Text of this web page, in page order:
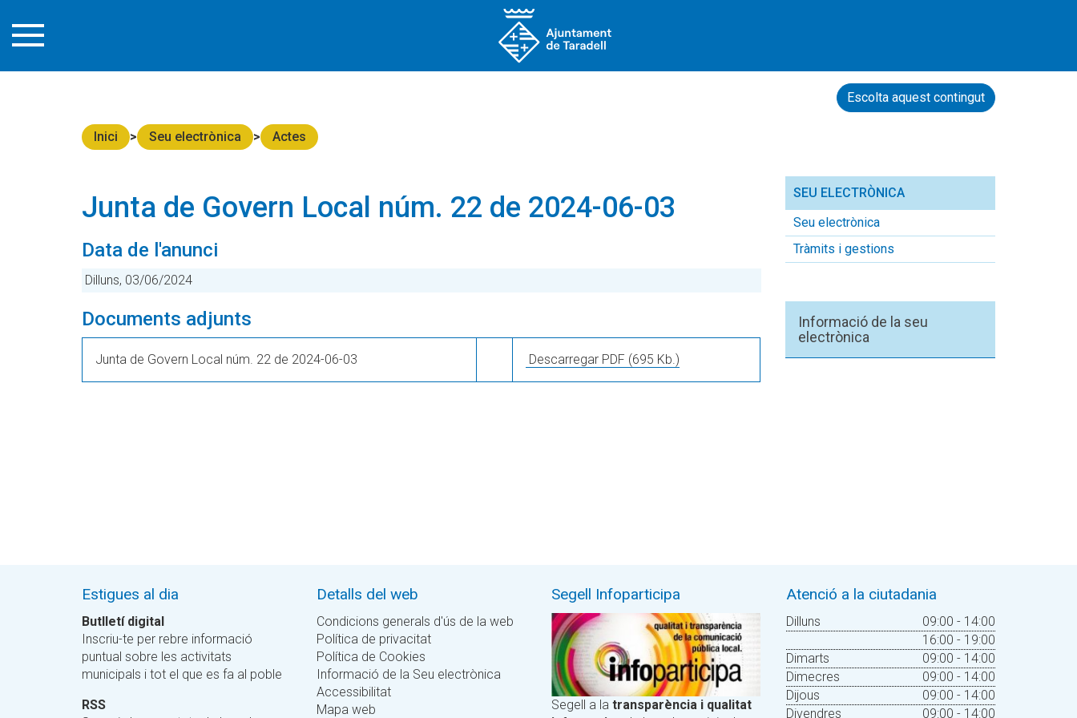
Escolta aquest contingut
Inici Seu electrònica Actes
Junta de Govern Local núm. 22 de 2024-06-03
Data de l'anunci
Dilluns, 03/06/2024
Documents adjunts
Junta de Govern Local núm. 22 de 2024-06-03 Descarregar PDF (695 Kb.)
SEU ELECTRÒNICA
Seu electrònica
Tràmits i gestions
Informació de la seu
electrònica
Estigues al dia
Butlletí digital
Inscriu-te per rebre informació
puntual sobre les activitats
municipals i tot el que es fa al poble
RSS
Detalls del web
Condicions generals d'ús de la web
Política de privacitat
Política de Cookies
Informació de la Seu electrònica
Accessibilitat
Mapa web
Segell Infoparticipa
Segell a la transparència i qualitat
Atenció a la ciutadania
Dilluns
09:00 - 14:00
16:00 - 19:00
Dimarts
09:00 - 14:00
Dimecres
09:00 - 14:00
Dijous
09:00 - 14:00
Divendres
09:00 - 14:00